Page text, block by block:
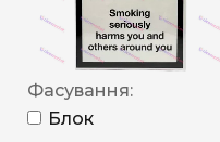
Фасування:
Блок